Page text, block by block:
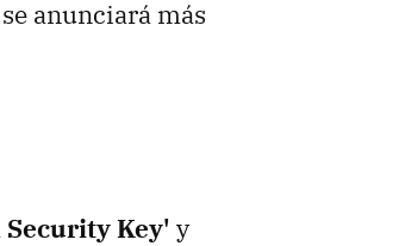
anunciará más
Key' y